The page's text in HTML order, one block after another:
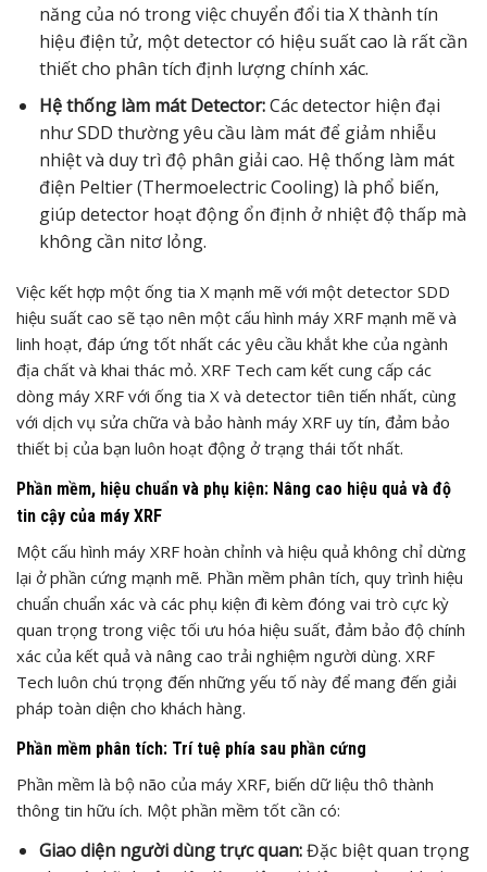
năng của nó trong việc chuyển đổi tia X thành tín
hiệu điện tử, một detector có hiệu suất cao là rất cần
thiết cho phân tích định lượng chính xác.
Hệ thống làm mát Detector:Các detector hiện đại
như SDD thường yêu cầu làm mát để giảm nhiễu
nhiệt và duy trì độ phân giải cao. Hệ thống làm mát
điện Peltier (Thermoelectric Cooling) là phổ biến,
giúp detector hoạt động ổn định ở nhiệt độ thấp mà
không cần nitơ lỏng.
Việc kết hợp một ống tia X mạnh mẽ với một detector SDD
hiệu suất cao sẽ tạo nên một cấu hình máy XRF mạnh mẽ và
linh hoạt, đáp ứng tốt nhất các yêu cầu khắt khe của ngành
địa chất và khai thác mỏ. XRF Tech cam kết cung cấp các
dòng máy XRF với ống tia X và detector tiên tiến nhất, cùng
với dịch vụ sửa chữa và bảo hành máy XRF uy tín, đảm bảo
thiết bị của bạn luôn hoạt động ở trạng thái tốt nhất.
Phần mềm, hiệu chuẩn và phụ kiện: Nâng cao hiệu quả và độ
tin cậy của máy XRF
Một cấu hình máy XRF hoàn chỉnh và hiệu quả không chỉ dừng
lại ở phần cứng mạnh mẽ. Phần mềm phân tích, quy trình hiệu
chuẩn chuẩn xác và các phụ kiện đi kèm đóng vai trò cực kỳ
quan trọng trong việc tối ưu hóa hiệu suất, đảm bảo độ chính
xác của kết quả và nâng cao trải nghiệm người dùng. XRF
Tech luôn chú trọng đến những yếu tố này để mang đến giải
pháp toàn diện cho khách hàng.
Phần mềm phân tích: Trí tuệ phía sau phần cứng
Phần mềm là bộ não của máy XRF, biến dữ liệu thô thành
thông tin hữu ích. Một phần mềm tốt cần có:
Giao diện người dùng trực quan:Đặc biệt quan trọng